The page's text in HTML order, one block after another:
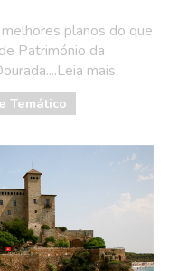
planos do que
Património da
mais
Temático